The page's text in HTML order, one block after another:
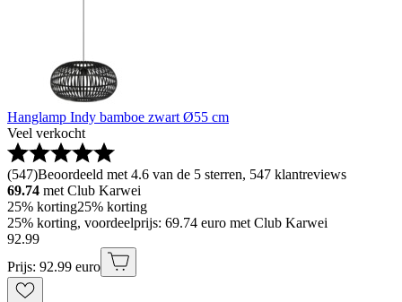
Hanglamp Indy bamboe zwart Ø55 cm
Veel verkocht
(547)Beoordeeld met 4.6 van de 5 sterren, 547 klantreviews
69.74 met Club Karwei
25% korting25% korting
25% korting, voordeelprijs: 69.74 euro met Club Karwei
92.99
Prijs: 92.99 euro